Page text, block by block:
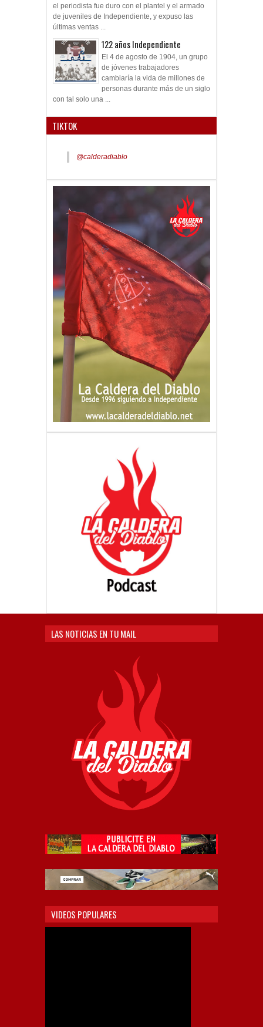
el periodista fue duro con el plantel y el armado
de juveniles de Independiente, y expuso las
últimas ventas ...
122 años Independiente
El 4 de agosto de 1904, un grupo
de jóvenes trabajadores
cambiaría la vida de millones de
personas durante más de un siglo
con tal solo una ...
TIKTOK
@calderadiablo
LAS NOTICIAS EN TU MAIL
VIDEOS POPULARES